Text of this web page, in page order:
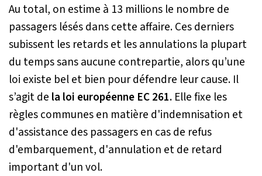
Au total, on estime à 13 millions le nombre de
passagers lésés dans cette affaire. Ces derniers
subissent les retards et les annulations la plupart
du temps sans aucune contrepartie, alors qu’une
loi existe bel et bien pour défendre leur cause. Il
s’agit de la loi européenne EC 261. Elle fixe les
règles communes en matière d'indemnisation et
d'assistance des passagers en cas de refus
d'embarquement, d'annulation et de retard
important d'un vol.